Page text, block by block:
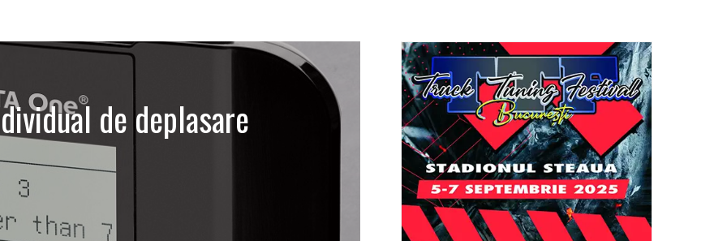
de deplasare